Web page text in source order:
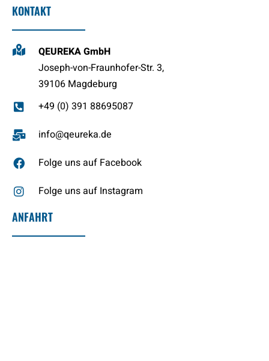
KONTAKT
QEUREKA GmbH
Joseph-von-Fraunhofer-Str. 3,
39106 Magdeburg
+49 (0) 391 88695087
info@qeureka.de
Folge uns auf Facebook
Folge uns auf Instagram
ANFAHRT